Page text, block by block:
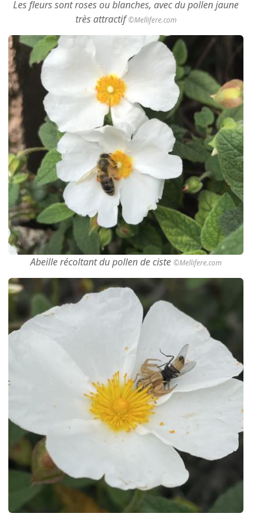
Les fleurs sont roses ou blanches, avec du pollen jaune
très attractif©Mellifere.com
Abeille récoltant du pollen de ciste ©Mellifere.com